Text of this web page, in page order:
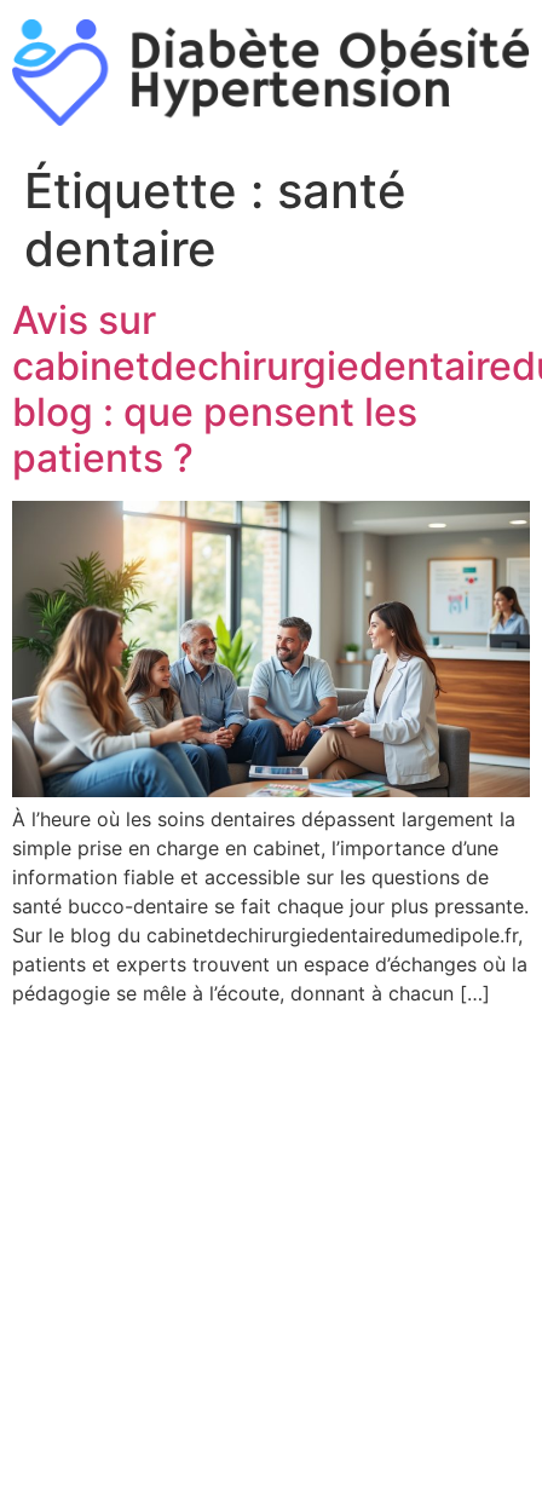
Aller
au
contenu
Étiquette : santé
dentaire
Avis sur
blog : que pensent les
patients ?
À l’heure où les soins dentaires dépassent largement la
simple prise en charge en cabinet, l’importance d’une
information fiable et accessible sur les questions de
santé bucco-dentaire se fait chaque jour plus pressante.
Sur le blog du cabinetdechirurgiedentairedumedipole.fr,
patients et experts trouvent un espace d’échanges où la
pédagogie se mêle à l’écoute, donnant à chacun […]